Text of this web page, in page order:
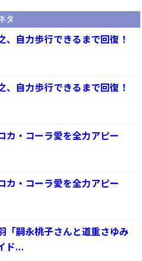
タ
、自力歩行できるまで回復！
、自力歩行できるまで回復！
カ・コーラ愛を全力アピー
カ・コーラ愛を全力アピー
「嗣永桃子さんと道重さゆみ
ド...